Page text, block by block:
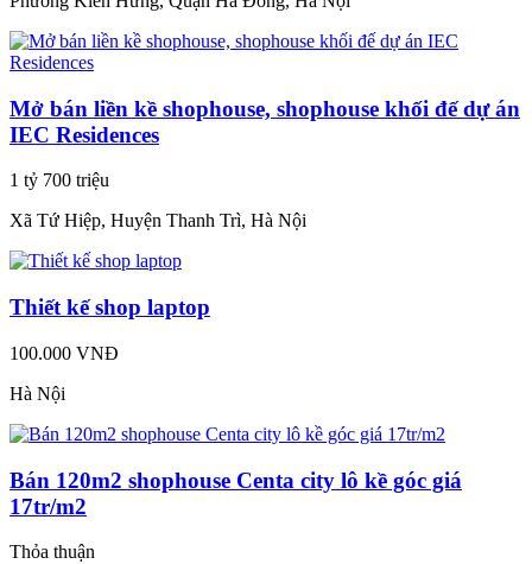
Mở bán liền kề shophouse, shophouse khối đế dự án
IEC Residences
1 tỷ 700 triệu
Xã Tứ Hiệp, Huyện Thanh Trì, Hà Nội
Thiết kế shop laptop
100.000 VNĐ
Hà Nội
Bán 120m2 shophouse Centa city lô kề góc giá
17tr/m2
Thỏa thuận